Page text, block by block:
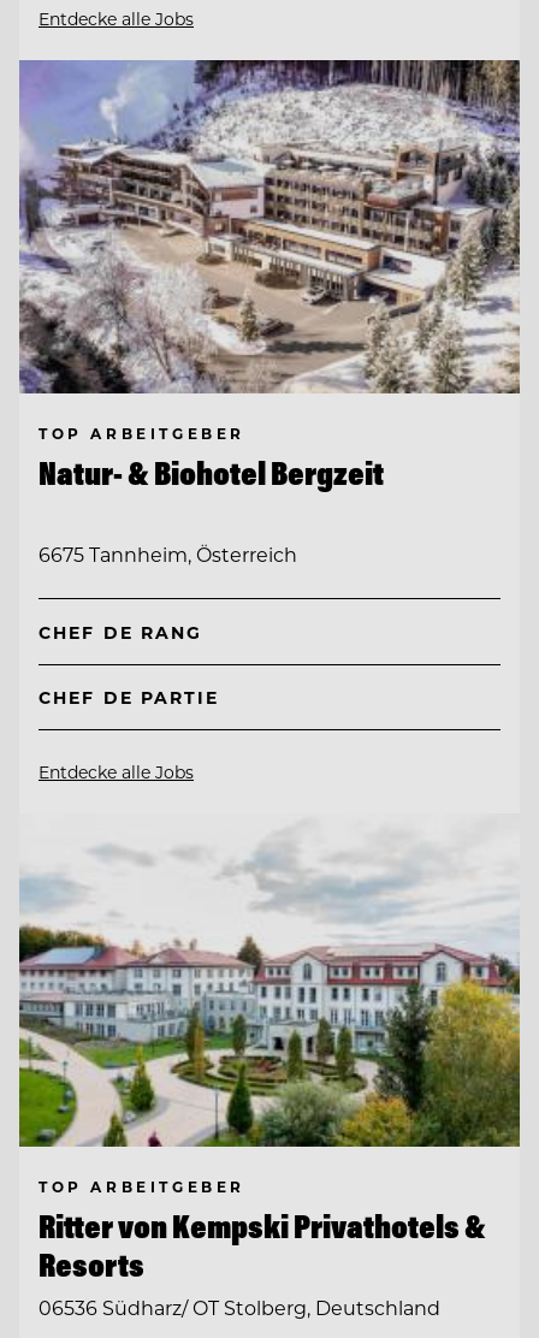
Entdecke alle Jobs
TOP ARBEITGEBER
Natur- & Biohotel Bergzeit
6675 Tannheim, Österreich
CHEF DE RANG
CHEF DE PARTIE
Entdecke alle Jobs
TOP ARBEITGEBER
Ritter von Kempski Privathotels &
Resorts
06536 Südharz/ OT Stolberg, Deutschland